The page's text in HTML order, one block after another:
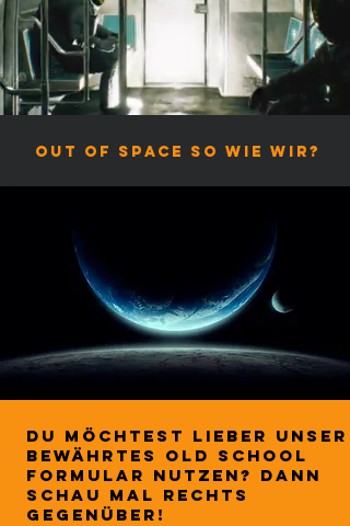
out of space so wie wir?
du möchtest lieber unser
bewährtes old school
formular nutzen? Dann
schau mal rechts
gegenüber!